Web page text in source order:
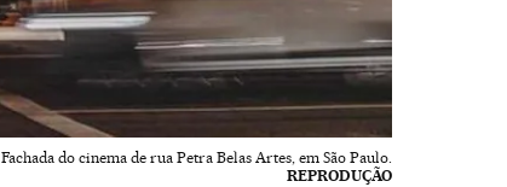
Fachada do cinema de rua Petra Belas Artes, em São Paulo.
REPRODUÇÃO